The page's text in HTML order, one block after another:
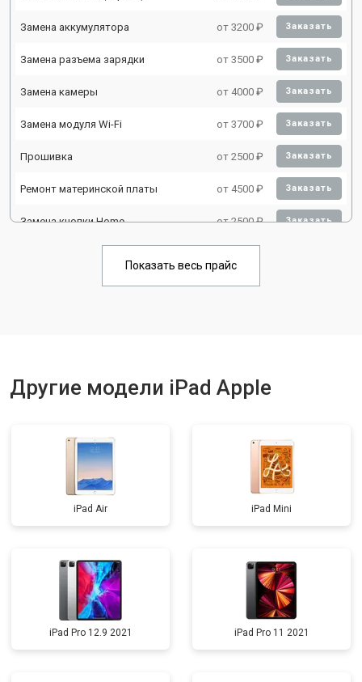
Замена аккумулятора от 3200 ₽ Заказать
Замена разъема зарядки от 3500 ₽ Заказать
Замена камеры от 4000 ₽ Заказать
Замена модуля Wi-Fi от 3700 ₽ Заказать
Прошивка от 2500 ₽ Заказать
Ремонт материнской платы от 4500 ₽ Заказать
Замена кнопки Home от 2500 ₽ Заказать
Показать весь прайс
Другие модели iPad Apple
iPad Air iPad Mini
iPad Pro 12.9 2021 iPad Pro 11 2021